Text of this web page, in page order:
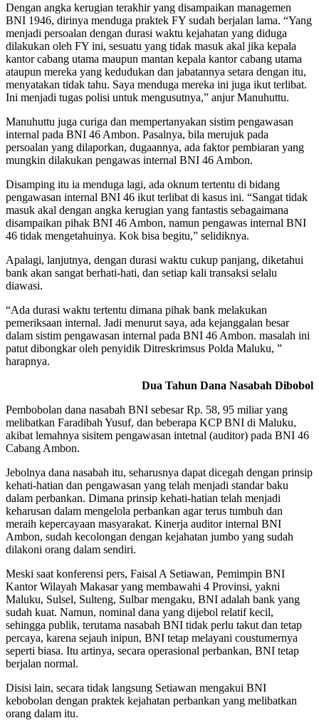
Dengan angka kerugian terakhir yang disampaikan managemen
BNI 1946, dirinya menduga praktek FY sudah berjalan lama. “Yang
menjadi persoalan dengan durasi waktu kejahatan yang diduga
dilakukan oleh FY ini, sesuatu yang tidak masuk akal jika kepala
kantor cabang utama maupun mantan kepala kantor cabang utama
ataupun mereka yang kedudukan dan jabatannya setara dengan itu,
menyatakan tidak tahu. Saya menduga mereka ini juga ikut terlibat.
Ini menjadi tugas polisi untuk mengusutnya,” anjur Manuhuttu.
Manuhuttu juga curiga dan mempertanyakan sistim pengawasan
internal pada BNI 46 Ambon. Pasalnya, bila merujuk pada
persoalan yang dilaporkan, dugaannya, ada faktor pembiaran yang
mungkin dilakukan pengawas internal BNI 46 Ambon.
Disamping itu ia menduga lagi, ada oknum tertentu di bidang
pengawasan internal BNI 46 ikut terlibat di kasus ini. “Sangat tidak
masuk akal dengan angka kerugian yang fantastis sebagaimana
disampaikan pihak BNI 46 Ambon, namun pengawas internal BNI
46 tidak mengetahuinya. Kok bisa begitu,” selidiknya.
Apalagi, lanjutnya, dengan durasi waktu cukup panjang, diketahui
bank akan sangat berhati-hati, dan setiap kali transaksi selalu
diawasi.
“Ada durasi waktu tertentu dimana pihak bank melakukan
pemeriksaan internal. Jadi menurut saya, ada kejanggalan besar
dalam sistim pengawasan internal pada BNI 46 Ambon. masalah ini
patut dibongkar oleh penyidik Ditreskrimsus Polda Maluku, ”
harapnya.
Dua Tahun Dana Nasabah Dibobol
Pembobolan dana nasabah BNI sebesar Rp. 58, 95 miliar yang
melibatkan Faradibah Yusuf, dan beberapa KCP BNI di Maluku,
akibat lemahnya sisitem pengawasan intetnal (auditor) pada BNI 46
Cabang Ambon.
Jebolnya dana nasabah itu, seharusnya dapat dicegah dengan prinsip
kehati-hatian dan pengawasan yang telah menjadi standar baku
dalam perbankan. Dimana prinsip kehati-hatian telah menjadi
keharusan dalam mengelola perbankan agar terus tumbuh dan
meraih kepercayaan masyarakat. Kinerja auditor internal BNI
Ambon, sudah kecolongan dengan kejahatan jumbo yang sudah
dilakoni orang dalam sendiri.
Meski saat konferensi pers, Faisal A Setiawan, Pemimpin BNI
Kantor Wilayah Makasar yang membawahi 4 Provinsi, yakni
Maluku, Sulsel, Sulteng, Sulbar mengaku, BNI adalah bank yang
sudah kuat. Namun, nominal dana yang dijebol relatif kecil,
sehingga publik, terutama nasabah BNI tidak perlu takut dan tetap
percaya, karena sejauh inipun, BNI tetap melayani coustumernya
seperti biasa. Itu artinya, secara operasional perbankan, BNI tetap
berjalan normal.
Disisi lain, secara tidak langsung Setiawan mengakui BNI
kebobolan dengan praktek kejahatan perbankan yang melibatkan
orang dalam itu.